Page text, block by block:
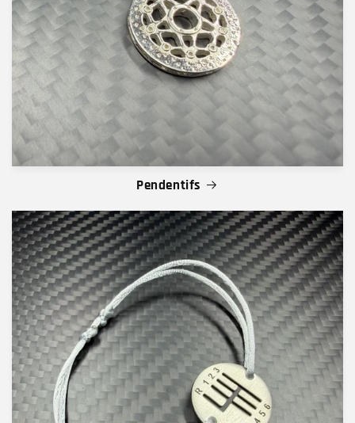
Pendentifs